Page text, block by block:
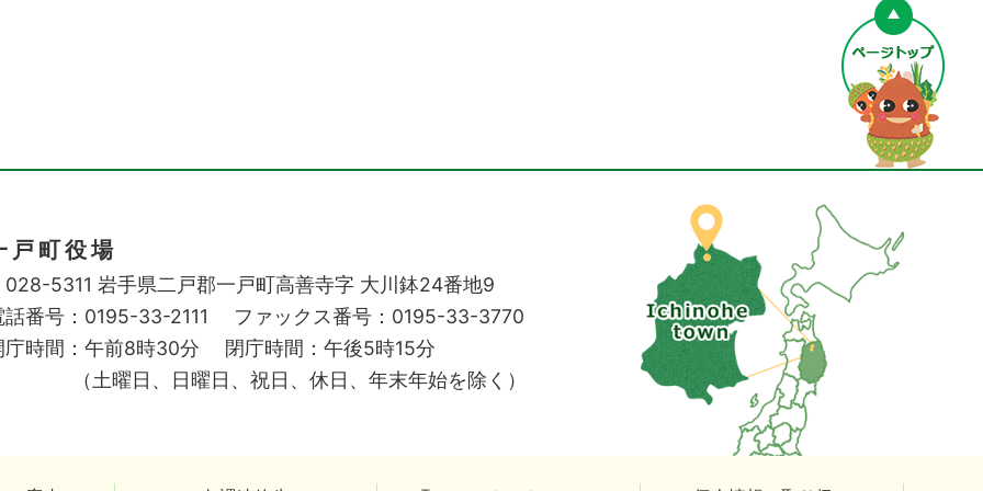
戸町役場
028-5311 岩手県二戸郡一戸町高善寺字 大川鉢24番地9
話番号：0195-33-2111
ファックス番号：0195-33-3770
庁時間：午前8時30分
閉庁時間：午後5時15分
（土曜日、日曜日、祝日、休日、年末年始を除く）